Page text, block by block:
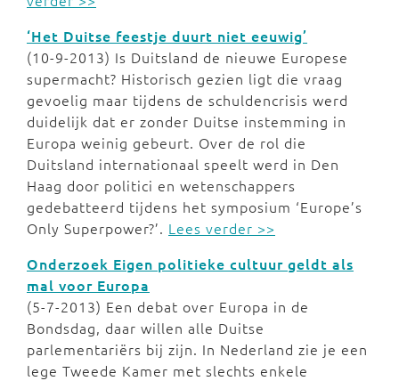
‘Het Duitse feestje duurt niet eeuwig’
(10-9-2013) Is Duitsland de nieuwe Europese
supermacht? Historisch gezien ligt die vraag
gevoelig maar tijdens de schuldencrisis werd
duidelijk dat er zonder Duitse instemming in
Europa weinig gebeurt. Over de rol die
Duitsland internationaal speelt werd in Den
Haag door politici en wetenschappers
gedebatteerd tijdens het symposium ‘Europe’s
Only Superpower?’. Lees verder >>
Onderzoek Eigen politieke cultuur geldt als
mal voor Europa
(5-7-2013) Een debat over Europa in de
Bondsdag, daar willen alle Duitse
parlementariërs bij zijn. In Nederland zie je een
lege Tweede Kamer met slechts enkele